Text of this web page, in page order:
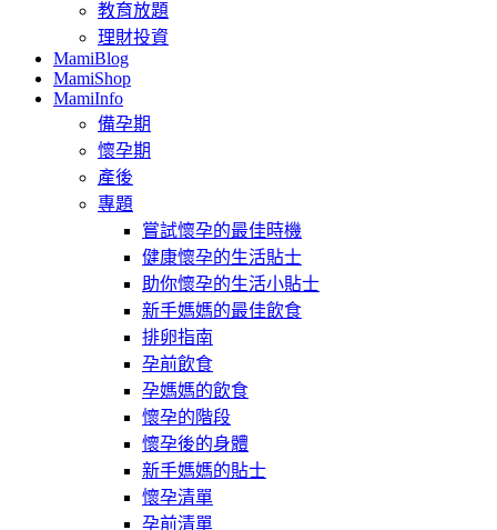
教育放題
理財投資
MamiBlog
MamiShop
MamiInfo
備孕期
懷孕期
產後
專題
嘗試懷孕的最佳時機
健康懷孕的生活貼士
助你懷孕的生活小貼士
新手媽媽的最佳飲食
排卵指南
孕前飲食
孕媽媽的飲食
懷孕的階段
懷孕後的身體
新手媽媽的貼士
懷孕清單
孕前清單